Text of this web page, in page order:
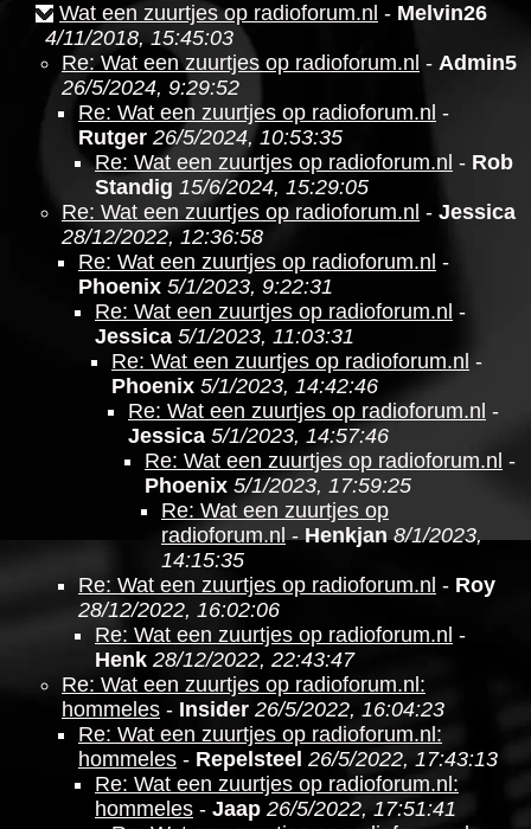
Wat een zuurtjes op radioforum.nl - Melvin26
4/11/2018, 15:45:03
Re: Wat een zuurtjes op radioforum.nl - Admin5
26/5/2024, 9:29:52
Re: Wat een zuurtjes op radioforum.nl -
Rutger 26/5/2024, 10:53:35
Re: Wat een zuurtjes op radioforum.nl - Rob
Standig 15/6/2024, 15:29:05
Re: Wat een zuurtjes op radioforum.nl - Jessica
28/12/2022, 12:36:58
Re: Wat een zuurtjes op radioforum.nl -
Phoenix 5/1/2023, 9:22:31
Re: Wat een zuurtjes op radioforum.nl -
Jessica 5/1/2023, 11:03:31
Re: Wat een zuurtjes op radioforum.nl -
Phoenix 5/1/2023, 14:42:46
Re: Wat een zuurtjes op radioforum.nl -
Jessica 5/1/2023, 14:57:46
Re: Wat een zuurtjes op radioforum.nl -
Phoenix 5/1/2023, 17:59:25
Re: Wat een zuurtjes op
radioforum.nl-Henkjan 8/1/2023,
14:15:35
Re: Wat een zuurtjes op radioforum.nl - Roy
28/12/2022, 16:02:06
Re: Wat een zuurtjes op radioforum.nl -
Henk 28/12/2022, 22:43:47
Re: Wat een zuurtjes op radioforum.nl:
hommeles - Insider 26/5/2022, 16:04:23
Re: Wat een zuurtjes op radioforum.nl:
hommeles - Repelsteel 26/5/2022, 17:43:13
Re: Wat een zuurtjes op radioforum.nl:
hommeles - Jaap 26/5/2022, 17:51:41